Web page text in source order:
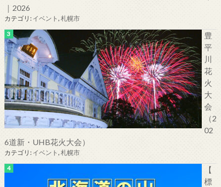
｜2026
カテゴリ:イベント,札幌市
豊
平
川
花
火
大
会
（2
02
6道新・UHB花火大会）
カテゴリ:イベント,札幌市
【
標